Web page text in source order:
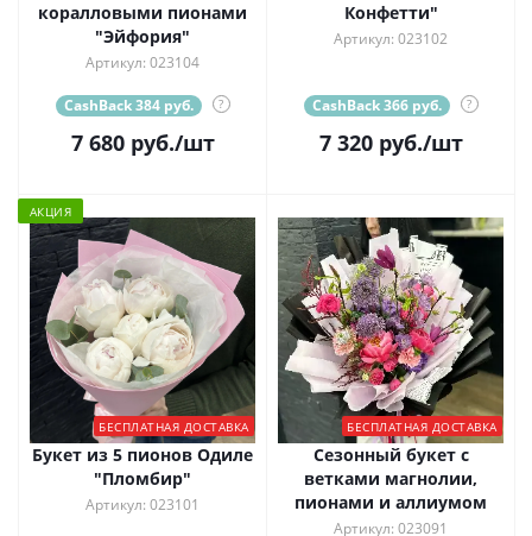
коралловыми пионами
"Эйфория"
Артикул: 023104
CashBack 384 руб. ?
7 680руб./шт
Конфетти"
Артикул: 023102
CashBack 366 руб. ?
7 320руб./шт
АКЦИЯ
БЕСПЛАТНАЯ ДОСТАВКА
Букет из 5 пионов Одиле
"Пломбир"
Артикул: 023101
БЕСПЛАТНАЯ ДОСТАВКА
Сезонный букет с
ветками магнолии,
пионами и аллиумом
Артикул: 023091